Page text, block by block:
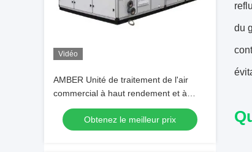
Vidéo
AMBER Unité de traitement de l'air
commercial à haut rendement et à
économie d'énergie
Obtenez le meilleur prix
du